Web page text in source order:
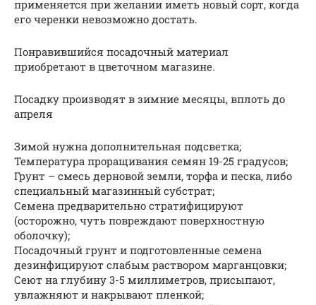
применяется при желании иметь новый сорт, когда
его черенки невозможно достать.
Понравившийся посадочный материал
приобретают в цветочном магазине.
Посадку производят в зимние месяцы, вплоть до
апреля
Зимой нужна дополнительная подсветка;
Температура проращивания семян 19-25 градусов;
Грунт – смесь дерновой земли, торфа и песка, либо
специальный магазинный субстрат;
Семена предварительно стратифицируют
(осторожно, чуть повреждают поверхностную
оболочку);
Посадочный грунт и подготовленные семена
дезинфицируют слабым раствором марганцовки;
Сеют на глубину 3-5 миллиметров, присыпают,
увлажняют и накрывают пленкой;